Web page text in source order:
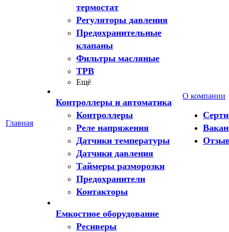
Главная
термостат
Регуляторы давления
Предохранительные
клапаны
Фильтры масляные
ТРВ
Ещё
Контроллеры и автоматика
Контроллеры
Реле напряжения
Датчики температуры
Датчики давления
Таймеры разморозки
Предохранители
Контакторы
Емкостное оборудование
Ресиверы
О компании